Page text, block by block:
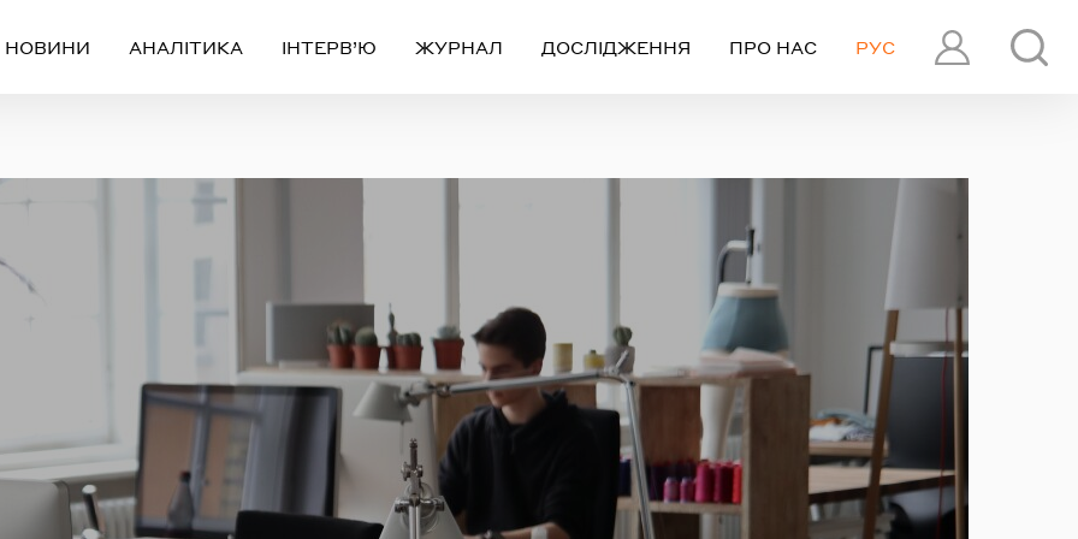
ПРОФІЛЬ
РУС
НОВИНИ АНАЛІТИКА ІНТЕРВ’Ю ЖУРНАЛ ДОСЛІДЖЕННЯ ПРО НАС
Вхід
ЧЕРЕЗ СОЦІАЛЬНІ МЕРЕЖІ
GOOGLE